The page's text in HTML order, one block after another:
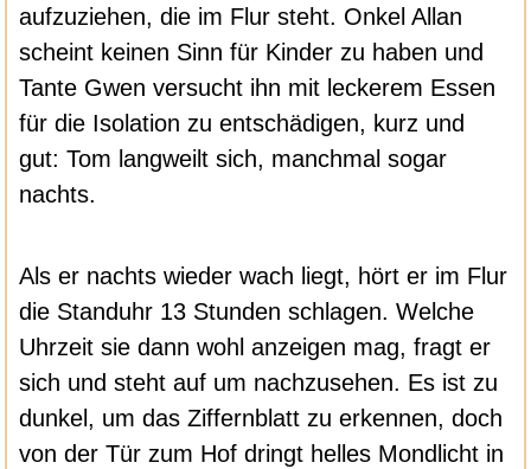
aufzuziehen, die im Flur steht. Onkel Allan
scheint keinen Sinn für Kinder zu haben und
Tante Gwen versucht ihn mit leckerem Essen
für die Isolation zu entschädigen, kurz und
gut: Tom langweilt sich, manchmal sogar
nachts.
Als er nachts wieder wach liegt, hört er im Flur
die Standuhr 13 Stunden schlagen. Welche
Uhrzeit sie dann wohl anzeigen mag, fragt er
sich und steht auf um nachzusehen. Es ist zu
dunkel, um das Ziffernblatt zu erkennen, doch
von der Tür zum Hof dringt helles Mondlicht in